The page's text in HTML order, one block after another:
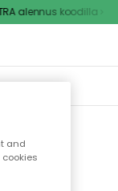
alennus koodilla
and